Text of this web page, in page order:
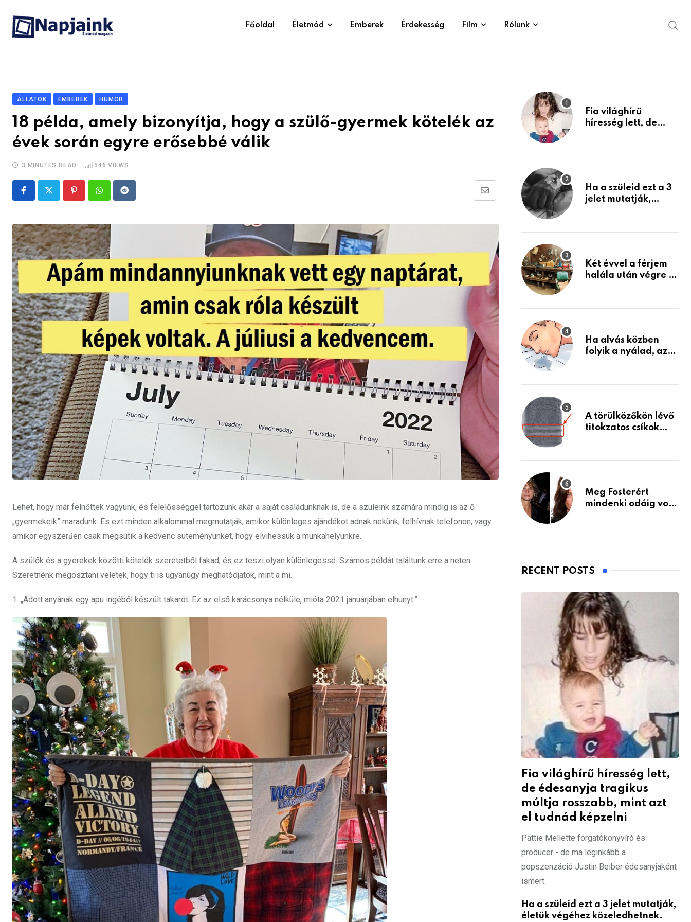
content
Főoldal Életmód Emberek Érdekesség Film Rólunk
ÁLLATOK EMBEREK HUMOR
18 példa, amely bizonyítja, hogy a szülő-gyermek kötelék az
évek során egyre erősebbé válik
3 MINUTES READ 546 VIEWS
PinterestWhatsappReddit
Share
Email
Lehet, hogy már felnőttek vagyunk, és felelősséggel tartozunk akár a saját családunknak is, de a szüleink számára mindig is az ő
„gyermekeik” maradunk. És ezt minden alkalommal megmutatják, amikor különleges ajándékot adnak nekünk, felhívnak telefonon, vagy
amikor egyszerűen csak megsütik a kedvenc süteményünket, hogy elvihessük a munkahelyünkre.
A szülők és a gyerekek közötti kötelék szeretetből fakad, és ez teszi olyan különlegessé. Számos példát találtunk erre a neten.
Szeretnénk megosztani veletek, hogy ti is ugyanúgy meghatódjatok, mint a mi.
1. „Adott anyának egy apu ingéből készült takarót. Ez az első karácsonya nélküle, mióta 2021 januárjában elhunyt.”
Fia világhírű
híresség lett, de
mint azt el tudnád
Ha a szüleid ezt a 3
jelet mutatják,
Készülj fel arra, ami
Két évvel a férjem
halála után végre át
holmiját – amit
életemet
Ha alvás közben
folyik a nyálad, az
A törülközőkön lévő
titokzatos csíkok
Meg Fosterért
mindenki odáig volt
RECENT POSTS
Fia világhírű híresség lett,
de édesanyja tragikus
múltja rosszabb, mint azt
el tudnád képzelni
Pattie Mellette forgatókönyvíró és
producer - de ma leginkább a
popszenzáció Justin Beiber édesanyjaként
ismert.
Ha a szüleid ezt a 3 jelet mutatják,
életük végéhez közeledhetnek.